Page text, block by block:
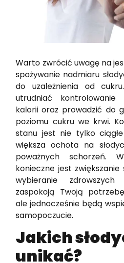
Warto zwrócić uwagę na
spożywanie nadmiaru
do uzależnienia od
utrudniać kontrolowanie
kalorii oraz prowadzić do
poziomu cukru we krwi.
stanu jest nie tylko
większa ochota na
poważnych schorzeń.
konieczne jest zwiększanie
wybieranie
zaspokoją Twoją
ale jednocześnie będą
samopoczucie.
Jakich
unikać?